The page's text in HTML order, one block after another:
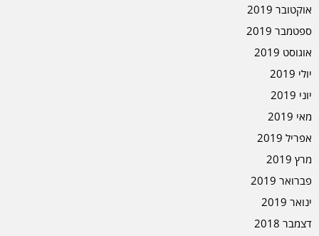
אוקטובר 2019
ספטמבר 2019
אוגוסט 2019
יולי 2019
יוני 2019
מאי 2019
אפריל 2019
מרץ 2019
פברואר 2019
ינואר 2019
דצמבר 2018